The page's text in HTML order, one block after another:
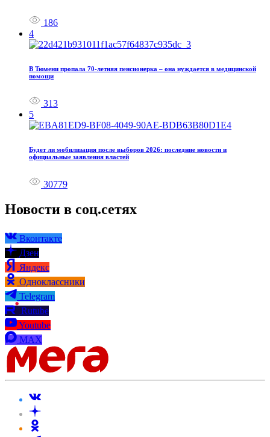
186
4
В Тюмени пропала 70‑летняя пенсионерка – она нуждается в медицинской
помощи
313
5
Будет ли мобилизация после выборов 2026: последние новости и
официальные заявления властей
30779
Новости в соц.сетях
Вконтакте
Дзен
Яндекс
Одноклассники
Telegram
Rutube
Youtube
MAX